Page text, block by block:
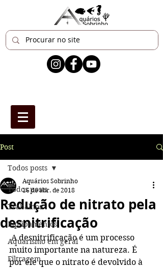
Post
Todos posts
Trabalhos
Equipamentos
Aquarismo em geral
Filtragem
Todos posts
Redução de nitrato pela
desnitrificação
Aquários Sobrinho
16 de abr. de 2018
A desnitrificação é um processo
muito importante na natureza. É
por ele que o nitrato é devolvido à